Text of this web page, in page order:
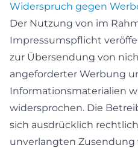
Widerspruch gegen
Der Nutzung von im
Impressumspflicht
zur Übersendung von
angeforderter Werbung
Informationsmaterialien
widersprochen. Die
sich ausdrücklich
unverlangten Zusendung